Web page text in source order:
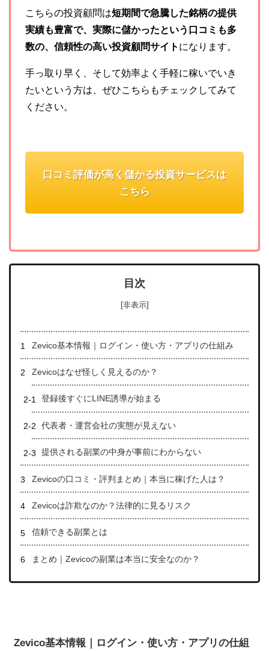
こちらの投資顧問は短期間で急騰した銘柄の提供
実績も豊富で、実際に儲かったという口コミも多
数の、信頼性の高い投資顧問サイト になります。
手っ取り早く、そして効率よく手軽に稼いでいき
たいという方は、ぜひこちらもチェックしてみて
ください。
口コミ評価が高く儲かる投資サービスは
こちら
目次
[非表示]
Zevico基本情報｜ログイン・使い方・アプリの仕組み
Zevicoはなぜ怪しく見えるのか？
登録後すぐにLINE誘導が始まる
代表者・運営会社の実態が見えない
提供される副業の中身が事前にわからない
Zevicoの口コミ・評判まとめ｜本当に稼げた人は？
Zevicoは詐欺なのか？法律的に見るリスク
信頼できる副業とは
まとめ｜Zevicoの副業は本当に安全なのか？
Zevico基本情報｜ログイン・使い方・アプリの仕組